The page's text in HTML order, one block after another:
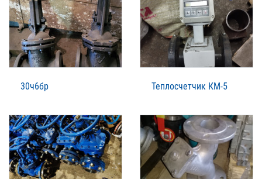
30ч6бр Теплосчетчик КМ-5